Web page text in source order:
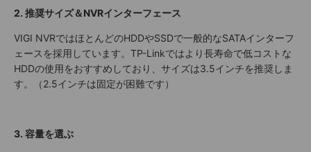
2. 推奨サイズ＆NVRインターフェース
VIGI NVRではほとんどのHDDやSSDで一般的なSATAインターフ
ェースを採用しています。TP-Linkではより長寿命で低コストな
HDDの使用をおすすめしており、サイズは3.5インチを推奨しま
す。（2.5インチは固定が困難です）
3. 容量を選ぶ